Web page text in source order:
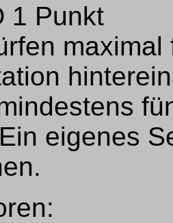
1 Punkt
eigenes